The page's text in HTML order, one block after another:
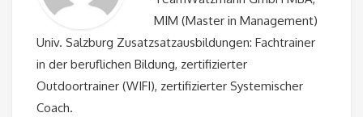
MIM (Master in Management)
Univ. Salzburg Zusatzsatzausbildungen: Fachtrainer
in der beruflichen Bildung, zertifizierter
Outdoortrainer (WIFI), zertifizierter Systemischer
Coach.